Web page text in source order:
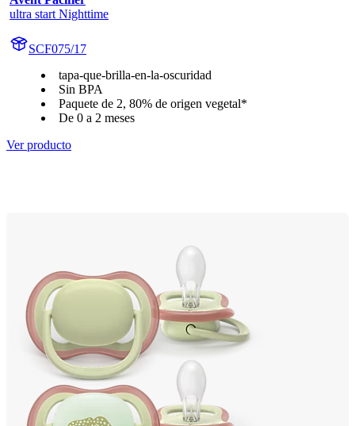
ultra start Nighttime
SCF075/17
tapa-que-brilla-en-la-oscuridad
Sin BPA
Paquete de 2, 80% de origen vegetal*
De 0 a 2 meses
Ver producto